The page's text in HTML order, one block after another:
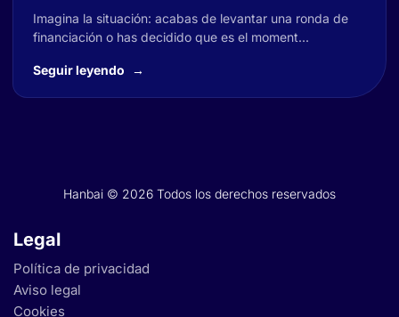
Imagina la situación: acabas de levantar una ronda de
financiación o has decidido que es el moment...
Seguir leyendo
Hanbai © 2026 Todos los derechos reservados
Legal
Política de privacidad
Aviso legal
Cookies